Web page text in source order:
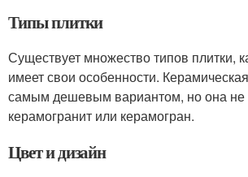
Типы плитки
Существует множество типов плитки,
имеет свои особенности.
самым дешевым вариантом, но она не
керамогранит или керамогран.
Цвет и дизайн